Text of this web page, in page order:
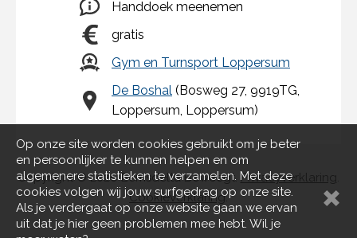
Op onze site worden cookies gebruikt om je beter
en persoonlijker te kunnen helpen en om
algemenere statistieken te verzamelen. Met deze
cookies volgen wij jouw surfgedrag op onze site.
Als je verdergaat op onze website gaan we ervan
uit dat je hier geen problemen mee hebt. Wil je
Handdoek meenemen
gratis
Gym en Turnsport Loppersum
De Boshal (Bosweg 27, 9919TG,
Loppersum, Loppersum)
copyright © 2026 Eemsdelta Beweegt. Privacyverklaring
Cookieverklaring.